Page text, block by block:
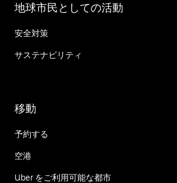
地球市民としての活動
安全対策
サステナビリティ
移動
予約する
空港
Uber をご利用可能な都市